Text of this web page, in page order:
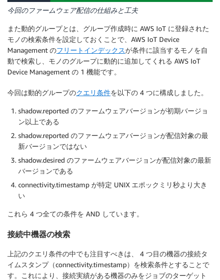
今回のファームウェア配信の仕組みと工夫
また動的グループとは、グループ作成時に AWS IoT に登録された
モノの検索条件を設定しておくことで、AWS IoT Device
Management のフリートインデックスが条件に該当するモノを自
動で検索し、モノのグループに動的に追加してくれる AWS IoT
Device Management の 1 機能です。
今回は動的グループのクエリ条件を以下の 4 つに構成しました。
shadow.reported のファームウェアバージョンが初期バージョ
ン以上である
shadow.reported のファームウェアバージョンが配信対象の最
新バージョンではない
shadow.desired のファームウェアバージョンが配信対象の最新
バージョンである
connectivity.timestamp が特定 UNIX エポックミリ秒より大き
い
これら 4 つ全ての条件を AND しています。
接続中機器の検索
上記のクエリ条件の中でも注目すべきは、 4 つ目の機器の接続タ
イムスタンプ（connectivity.timestamp）を検索条件とすることで
す。これにより、接続実績がある機器のみをジョブのターゲット